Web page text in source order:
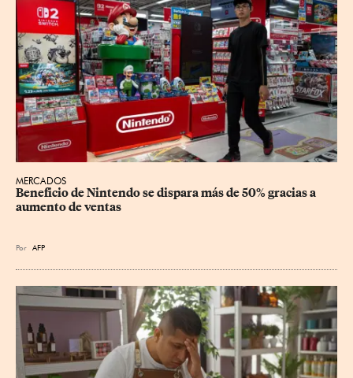
MERCADOS
Beneficio de Nintendo se dispara más de 50% gracias a
aumento de ventas
Por AFP